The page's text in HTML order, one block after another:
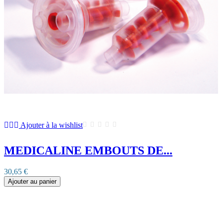
Ajouter à la wishlist
MEDICALINE EMBOUTS DE...
30,65 €
Ajouter au panier